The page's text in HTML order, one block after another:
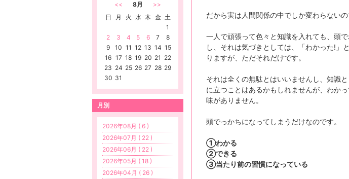
だから実は人間関係の中でしか変わらないの
一人で頑張って色々と知識を入れても、頭
し、それは気づきとしては、「わかった!」
りますが、ただそれだけです。
それは全くの無駄とはいいませんし、知識
に立つことはあるかもしれませんが、わか
味がありません。
頭でっかちになってしまうだけなのです。
①わかる
②できる
③当たり前の習慣になっている
<< 8月
>>
日
月 火 水 木 金 土
1
2
3 4 5 6 7
8
9
10 11 12 13 14 15
16 17 18 19 20 21 22
23 24 25 26 27 28 29
30 31
月別
2026年08月 ( 6 )
2026年07月 ( 22 )
2026年06月 ( 22 )
2026年05月 ( 18 )
2026年04月 ( 26 )